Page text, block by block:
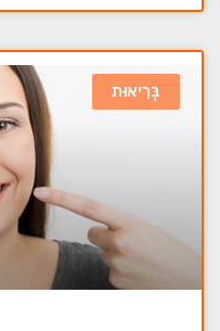
בְּרִיאוּת